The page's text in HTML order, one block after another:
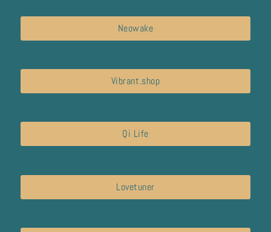
Neowake
Vibrant.shop
Qi Life
Lovetuner